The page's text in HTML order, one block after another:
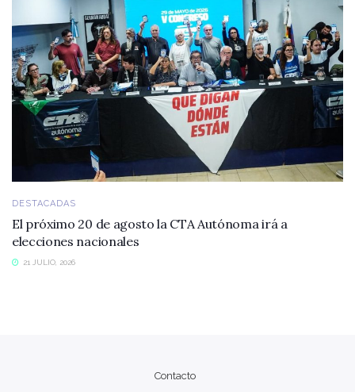
DESTACADAS
El próximo 20 de agosto la CTA Autónoma irá a
elecciones nacionales
21 JULIO, 2026
Contacto